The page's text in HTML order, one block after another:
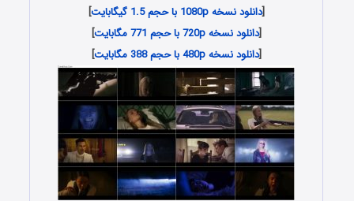
[دانلود نسخه 1080p با حجم 1.5 گیگابایت
]
[دانلود نسخه 720p با حجم 771 مگابایت
]
[دانلود نسخه 480p با حجم 388 مگابایت ]